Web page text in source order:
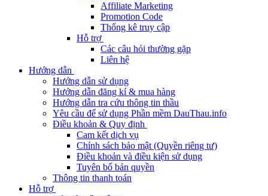
Affiliate Marketing
Promotion Code
Thống kê truy cập
Hỗ trợ
Các câu hỏi thường gặp
Liên hệ
Hướng dẫn
Hướng dẫn sử dụng
Hướng dẫn đăng kí & mua hàng
Hướng dẫn tra cứu thông tin thầu
Yêu cầu để sử dụng Phần mềm DauThau.info
Điều khoản & Quy định
Cam kết dịch vụ
Chính sách bảo mật (Quyền riêng tư)
Điều khoản và điều kiện sử dụng
Tuyên bố bản quyền
Thông tin thanh toán
Hỗ trợ